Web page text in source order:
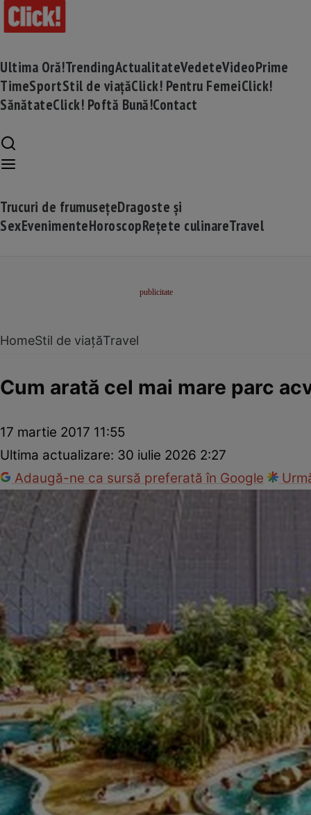
Ultima Oră!TrendingActualitateVedeteVideoPrime
TimeSportStil de viațăClick! Pentru FemeiClick!
SănătateClick! Poftă Bună!Contact
Trucuri de frumusețeDragoste și
SexEvenimenteHoroscopRețete culinareTravel
HomeStil de viațăTravel
Cum arată cel mai mare parc
17 martie 2017 11:55
Ultima actualizare: 30 iulie 2026 2:27
Adaugă-ne ca sursă preferată în Google